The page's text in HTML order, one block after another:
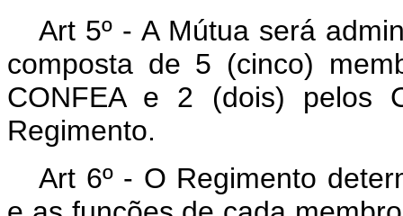
Art 5º - A Mútua será
composta de 5 (cinco)
CONFEA e 2 (dois) pelos
Regimento.
Art 6º - O Regimento